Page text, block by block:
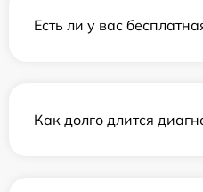
Есть ли у вас
Как долго длится